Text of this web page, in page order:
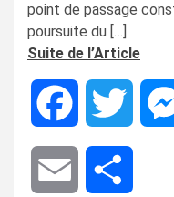
point de passage
poursuite du […]
Suite de l’Article
Facebook
Email